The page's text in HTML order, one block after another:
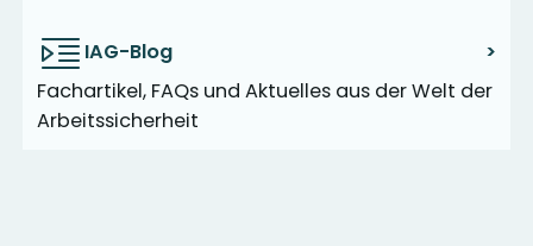
IAG-Blog
>
Fachartikel, FAQs und Aktuelles aus der Welt der
Arbeitssicherheit